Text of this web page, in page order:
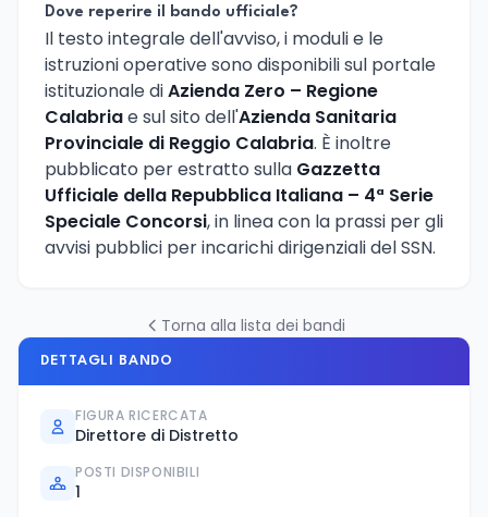
Dove reperire il bando ufficiale?
Il testo integrale dell'avviso, i moduli e le
istruzioni operative sono disponibili sul portale
istituzionale diAzienda Zero – Regione
Calabriae sul sito dell'Azienda Sanitaria
Provinciale di Reggio Calabria. È inoltre
pubblicato per estratto sulla Gazzetta
Ufficiale della Repubblica Italiana – 4ª Serie
Speciale Concorsi, in linea con la prassi per gli
avvisi pubblici per incarichi dirigenziali del SSN.
Torna alla lista dei bandi
DETTAGLI BANDO
FIGURA RICERCATA
Direttore di Distretto
POSTI DISPONIBILI
1